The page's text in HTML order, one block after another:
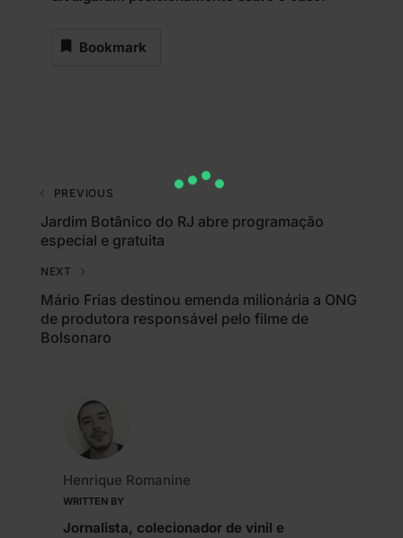
Bookmark
PREVIOUS
Jardim Botânico do RJ abre programação
especial e gratuita
NEXT
Mário Frias destinou emenda milionária a ONG
de produtora responsável pelo filme de
Bolsonaro
WRITTEN BY
Henrique Romanine
Jornalista, colecionador de vinil e